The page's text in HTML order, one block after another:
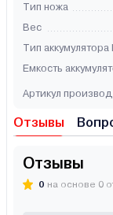
Тип ножа
Вес
Тип аккумулятора
Емкость
Артикул
Отзывы
Отзывы
0 на основе 0